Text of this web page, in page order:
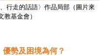
行走的話語〉作品局部（圖片來
教基金會）
勢及困境為何？